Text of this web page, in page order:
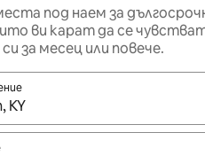
под наем за
ви карат да се
за месец или повече.
се покажат,